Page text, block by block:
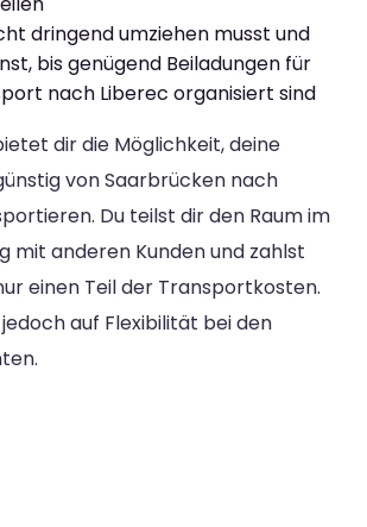
dringend umziehen musst und
bis genügend Beiladungen für
nach Liberec organisiert sind
dir die Möglichkeit, deine
von Saarbrücken nach
Du teilst dir den Raum im
mit anderen Kunden und zahlst
einen Teil der Transportkosten.
auf Flexibilität bei den